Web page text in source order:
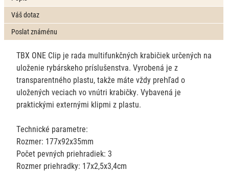
Váš dotaz
Poslat známénu
TBX ONE Clip je rada multifunkčných krabičiek určených na
uloženie rybárskeho príslušenstva. Vyrobená je z
transparentného plastu, takže máte vždy prehľad o
uložených veciach vo vnútri krabičky. Vybavená je
praktickými externými klipmi z plastu.
Technické parametre:
Rozmer: 177x92x35mm
Počet pevných priehradiek: 3
Rozmer priehradky: 17x2,5x3,4cm